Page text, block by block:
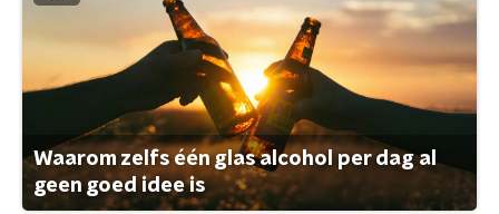
Waarom zelfs één glas alcohol per dag al
geen goed idee is